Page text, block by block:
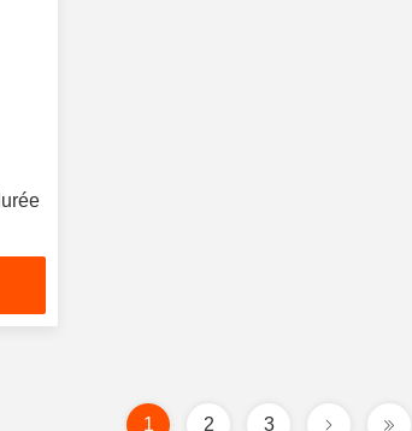
1 2 3